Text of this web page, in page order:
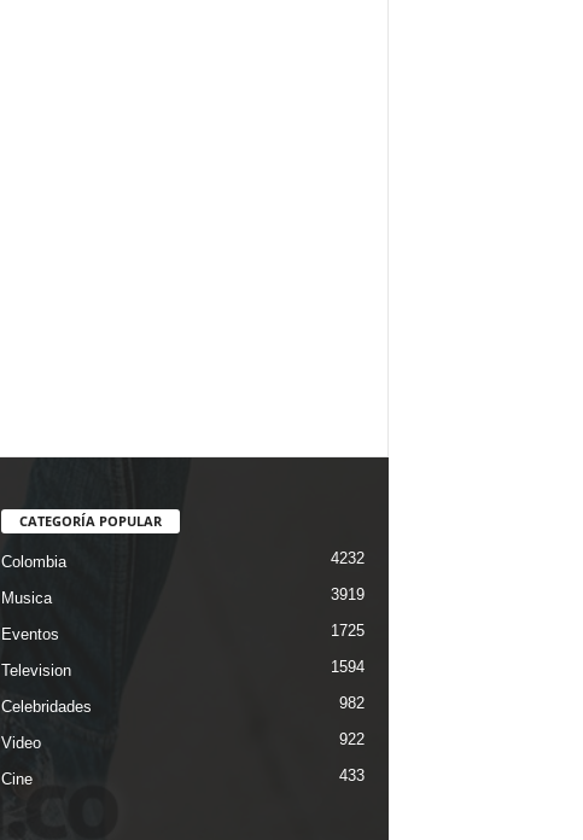
CATEGORÍA POPULAR
Colombia 4232
Musica 3919
Eventos 1725
Television 1594
Celebridades 982
Video 922
Cine 433